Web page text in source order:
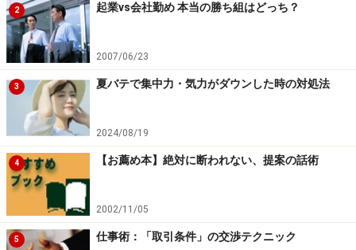
2 起業vs会社勤め 本当の勝ち組はどっち？
2007/06/23
3 夏バテで集中力・気力がダウンした時の対処法
2024/08/19
4 【お薦め本】絶対に断われない、提案の話術
2002/11/05
5 仕事術：「取引条件」の交渉テクニック